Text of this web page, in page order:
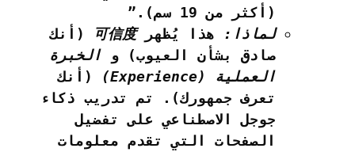
(أكثر من 19 سم).”
لماذا:
هذا يُظهر可信度
(أنك
صادق بشأن العيوب) و الخبرة
العملية (Experience)
(أنك
تعرف جمهورك). تم تدريب ذكاء
جوجل الاصطناعي على تفضيل
الصفحات التي تقدم معلومات